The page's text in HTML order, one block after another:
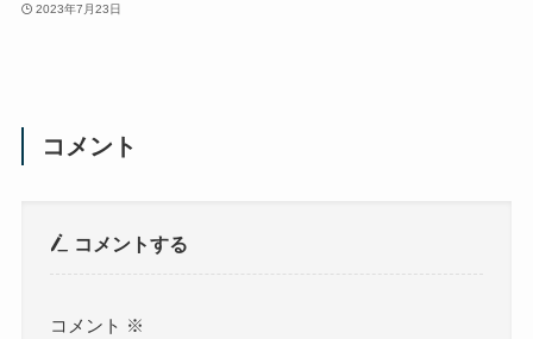
2023年7月23日
コメント
コメントする
コメント ※